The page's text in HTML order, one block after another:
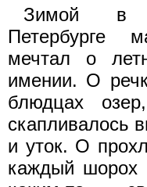
Зимой в
Петербурге
мечтал о
имении. О
блюдцах
скапливалось
и уток. О
каждый шорох